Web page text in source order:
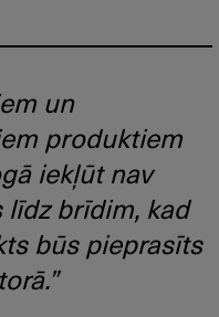
un
produktiem
iekļūt nav
līdz brīdim, kad
būs pieprasīts